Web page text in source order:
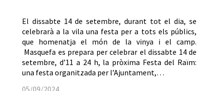
El dissabte 14 de setembre, durant tot el dia, se
celebrarà a la vila una festa per a tots els públics,
que homenatja el món de la vinya i el camp.
Masquefa es prepara per celebrar el dissabte 14 de
setembre, d’11 a 24 h, la pròxima Festa del Raïm:
una festa organitzada per l’Ajuntament,…
05/09/2024